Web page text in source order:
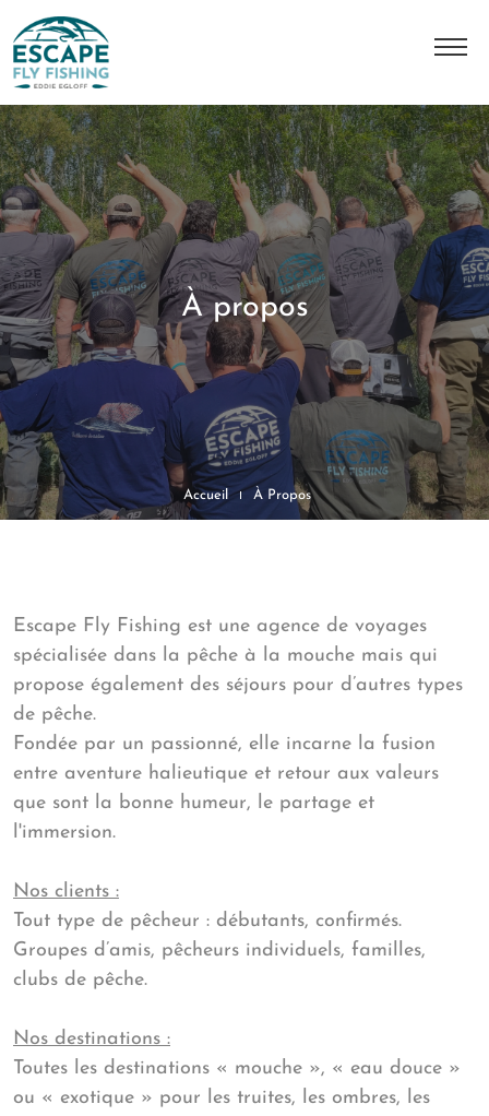
A Propos
L'histoire
Notre équipe
Nos destinations
Nos séjours
Contact
À propos
Accueil À Propos
Escape Fly Fishing est une agence de voyages
spécialisée dans la pêche à la mouche mais qui
propose également des séjours pour d’autres types
de pêche.
Fondée par un passionné, elle incarne la fusion
entre aventure halieutique et retour aux valeurs
que sont la bonne humeur, le partage et
l'immersion.
Nos clients :
Tout type de pêcheur : débutants, confirmés.
Groupes d’amis, pêcheurs individuels, familles,
clubs de pêche.
Nos destinations :
Toutes les destinations « mouche », « eau douce »
ou « exotique » pour les truites, les ombres, les